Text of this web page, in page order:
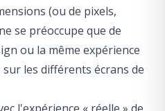
(ou de pixels,
se préoccupe que de
ou la même expérience
les différents écrans de